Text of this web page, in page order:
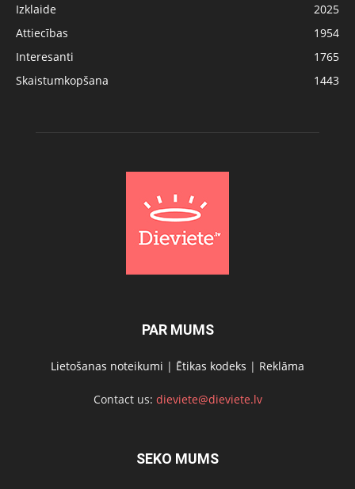
Izklaide
2025
Attiecības
1954
Interesanti
1765
Skaistumkopšana
1443
PAR MUMS
Lietošanas noteikumi | Ētikas kodeks | Reklāma
Contact us: dieviete@dieviete.lv
SEKO MUMS